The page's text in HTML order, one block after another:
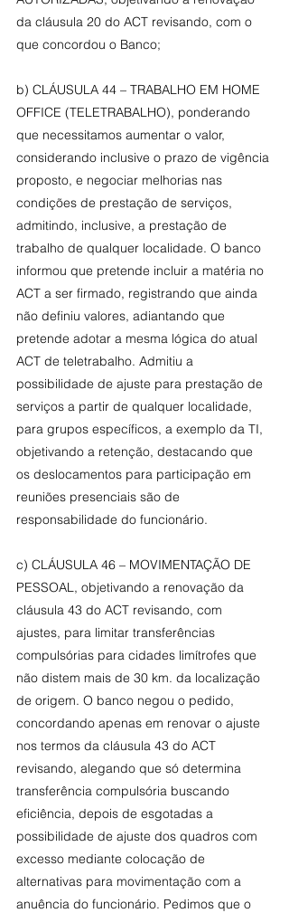
da cláusula 20 do ACT revisando, com o
que concordou o Banco;
b) CLÁUSULA 44 – TRABALHO EM HOME
OFFICE (TELETRABALHO), ponderando
que necessitamos aumentar o valor,
considerando inclusive o prazo de vigência
proposto, e negociar melhorias nas
condições de prestação de serviços,
admitindo, inclusive, a prestação de
trabalho de qualquer localidade. O banco
informou que pretende incluir a matéria no
ACT a ser firmado, registrando que ainda
não definiu valores, adiantando que
pretende adotar a mesma lógica do atual
ACT de teletrabalho. Admitiu a
possibilidade de ajuste para prestação de
serviços a partir de qualquer localidade,
para grupos específicos, a exemplo da TI,
objetivando a retenção, destacando que
os deslocamentos para participação em
reuniões presenciais são de
responsabilidade do funcionário.
c) CLÁUSULA 46 – MOVIMENTAÇÃO DE
PESSOAL, objetivando a renovação da
cláusula 43 do ACT revisando, com
ajustes, para limitar transferências
compulsórias para cidades limítrofes que
não distem mais de 30 km. da localização
de origem. O banco negou o pedido,
concordando apenas em renovar o ajuste
nos termos da cláusula 43 do ACT
revisando, alegando que só determina
transferência compulsória buscando
eficiência, depois de esgotadas a
possibilidade de ajuste dos quadros com
excesso mediante colocação de
alternativas para movimentação com a
anuência do funcionário. Pedimos que o